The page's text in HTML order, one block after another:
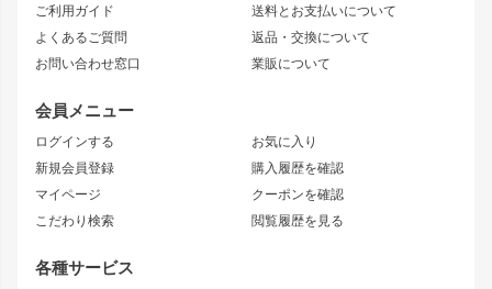
ご利用ガイド
よくあるご質問
お問い合わせ窓口
送料とお支払いについて
返品・交換について
業販について
会員メニュー
ログインする
新規会員登録
マイページ
こだわり検索
お気に入り
購入履歴を確認
クーポンを確認
閲覧履歴を見る
各種サービス
JZX110 MARK II
JZX100 MARK II
JZX90 MARK II
トレノ
マークX
アリスト
ソアラ
アルテッツァ
ニッサン
S15 シルビア
S14 シルビア 後期
ワンビア
ドリフトライン
風神
雷神
レーシングライン
アタックライン
ストリームライン
リアウイング